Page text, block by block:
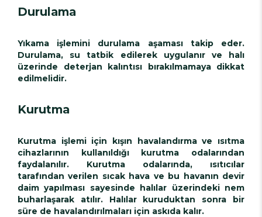
Durulama
Yıkama işlemini durulama aşaması takip eder.
Durulama, su tatbik edilerek uygulanır ve halı
üzerinde deterjan kalıntısı bırakılmamaya dikkat
edilmelidir.
Kurutma
Kurutma işlemi için kışın havalandırma ve ısıtma
cihazlarının kullanıldığı kurutma odalarından
faydalanılır. Kurutma odalarında, ısıtıcılar
tarafından verilen sıcak hava ve bu havanın devir
daim yapılması sayesinde halılar üzerindeki nem
buharlaşarak atılır. Halılar kuruduktan sonra bir
süre de havalandırılmaları için askıda kalır.